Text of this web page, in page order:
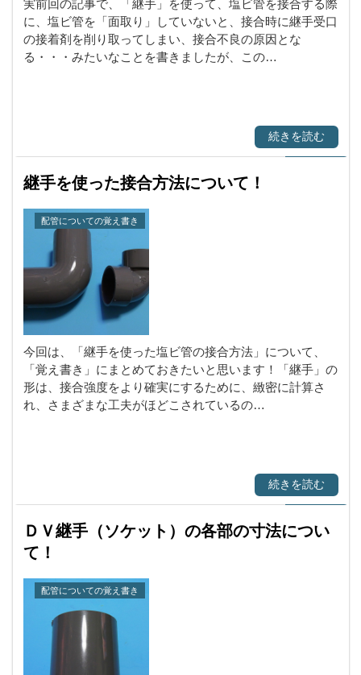
実前回の記事で、「継手」を使って、塩ビ管を接合する際
に、塩ビ管を「面取り」していないと、接合時に継手受口
の接着剤を削り取ってしまい、接合不良の原因とな
る・・・みたいなことを書きましたが、この…
続きを読む
継手を使った接合方法について！
配管についての覚え書き
今回は、「継手を使った塩ビ管の接合方法」について、
「覚え書き」にまとめておきたいと思います！「継手」の
形は、接合強度をより確実にするために、緻密に計算さ
れ、さまざまな工夫がほどこされているの…
続きを読む
ＤＶ継手（ソケット）の各部の寸法につい
て！
配管についての覚え書き